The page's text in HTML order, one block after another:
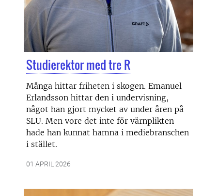
Studierektor med tre R
Många hittar friheten i skogen. Emanuel
Erlandsson hittar den i undervisning,
något han gjort mycket av under åren på
SLU. Men vore det inte för värnplikten
hade han kunnat hamna i mediebranschen
i stället.
01 APRIL 2026